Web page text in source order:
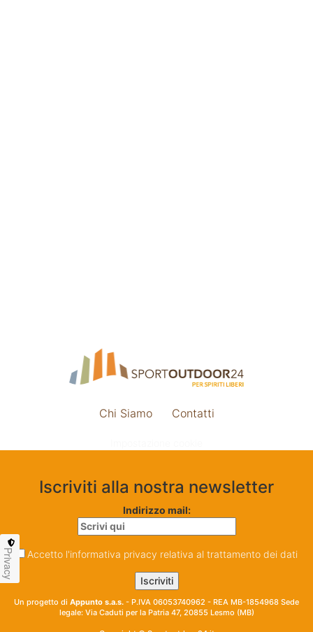
Chi Siamo Contatti
Iscriviti alla nostra newsletter
Indirizzo mail:
Accetto l'informativa privacy relativa al trattamento dei dati
Un progetto di Appunto s.a.s. - P.IVA 06053740962 - REA MB-1854968 Sede
legale: Via Caduti per la Patria 47, 20855 Lesmo (MB)
Privacy